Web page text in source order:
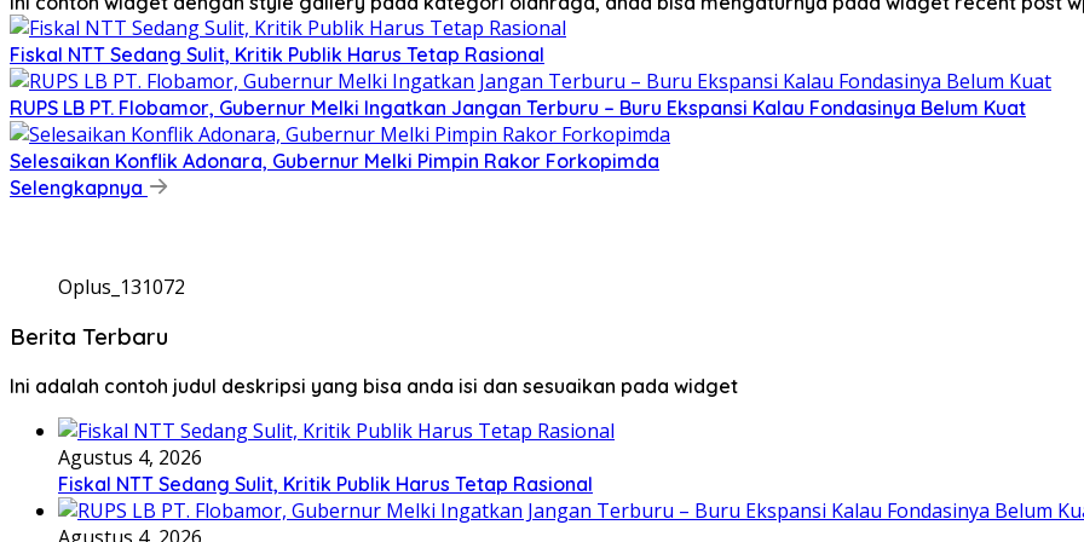
Fiskal NTT Sedang Sulit, Kritik Publik Harus Tetap Rasional
RUPS LB PT. Flobamor, Gubernur Melki Ingatkan Jangan Terburu – Buru Ekspansi Kalau Fondasinya Belum Kuat
Selesaikan Konflik Adonara, Gubernur Melki Pimpin Rakor Forkopimda
Selengkapnya
Oplus_131072
Berita Terbaru
Ini adalah contoh judul deskripsi yang bisa anda isi dan sesuaikan pada widget
Agustus 4, 2026
Fiskal NTT Sedang Sulit, Kritik Publik Harus Tetap Rasional